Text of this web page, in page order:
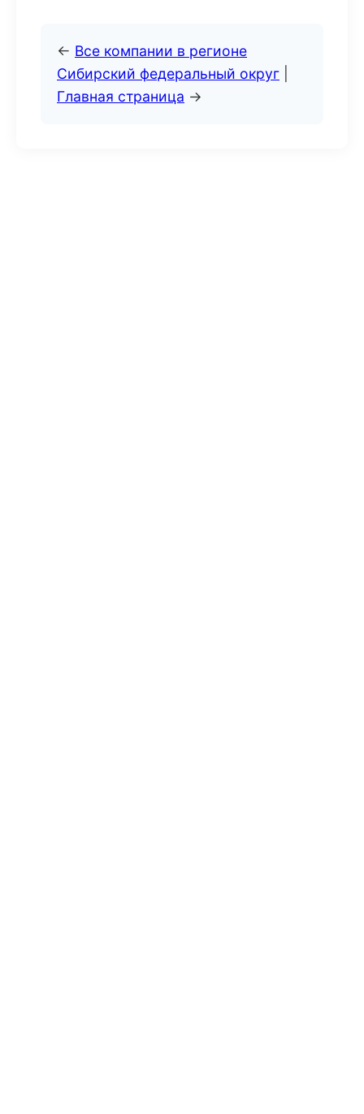
← Все компании в регионе
Сибирский федеральный округ
Главная страница →